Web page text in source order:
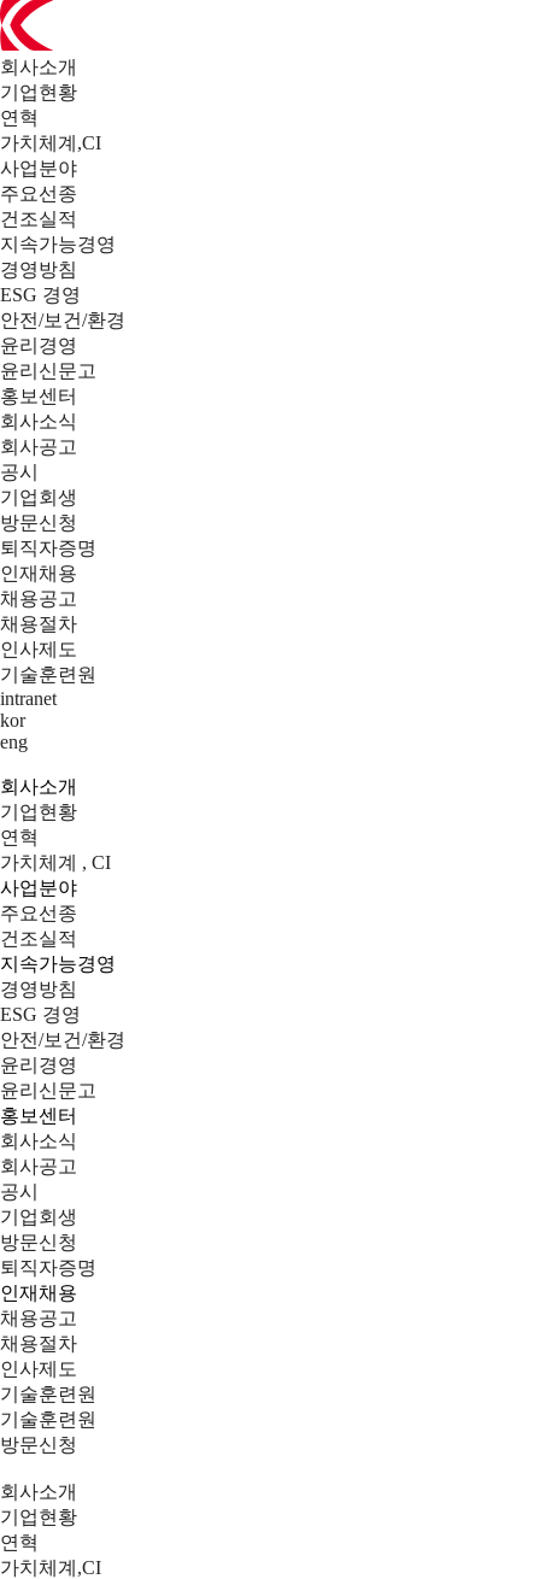
회사소개
기업현황
연혁
가치체계,CI
사업분야
주요선종
건조실적
지속가능경영
경영방침
ESG 경영
안전/보건/환경
윤리경영
윤리신문고
홍보센터
회사소식
회사공고
공시
기업회생
방문신청
퇴직자증명
인재채용
채용공고
채용절차
인사제도
기술훈련원
intranet
kor
eng
회사소개
기업현황
연혁
가치체계 , CI
사업분야
주요선종
건조실적
지속가능경영
경영방침
ESG 경영
안전/보건/환경
윤리경영
윤리신문고
홍보센터
회사소식
회사공고
공시
기업회생
방문신청
퇴직자증명
인재채용
채용공고
채용절차
인사제도
기술훈련원
기술훈련원
방문신청
회사소개
기업현황
연혁
가치체계,CI